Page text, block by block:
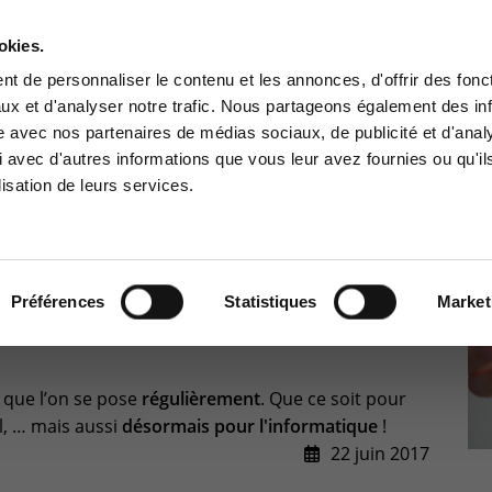
de personnaliser le contenu et les annonces, d'offrir des
et d'analyser notre trafic. Nous partageons également des
avec nos partenaires de médias sociaux, de publicité et
d'autres informations que vous leur avez fournies ou
de leurs services.
Préférences Statistiques
Contactez-nous
Clients
à la zone d'information
client
Centre de services
+32(0)800/12.712
+32(0)800/12.812
Nl)
(Luxembourg - Fr)
support-cpld@keyes.eu
BUSINESS SOLUTIONS CYBER SÉCURITÉ GOUVERNANCE
?
que l’on se pose régulièrement. Que ce soit pour
… mais aussi désormais pour l'informatique !
22 juin 2017